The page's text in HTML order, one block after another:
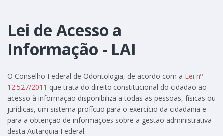
Lei de Acesso a
Informação - LAI
O Conselho Federal de Odontologia, de acordo com a Lei nº
12.527/2011 que trata do direito constitucional do cidadão ao
acesso à informação disponibiliza a todas as pessoas, físicas ou
jurídicas, um sistema profícuo para o exercício da cidadania e
para a obtenção de informações sobre a gestão administrativa
desta Autarquia Federal.